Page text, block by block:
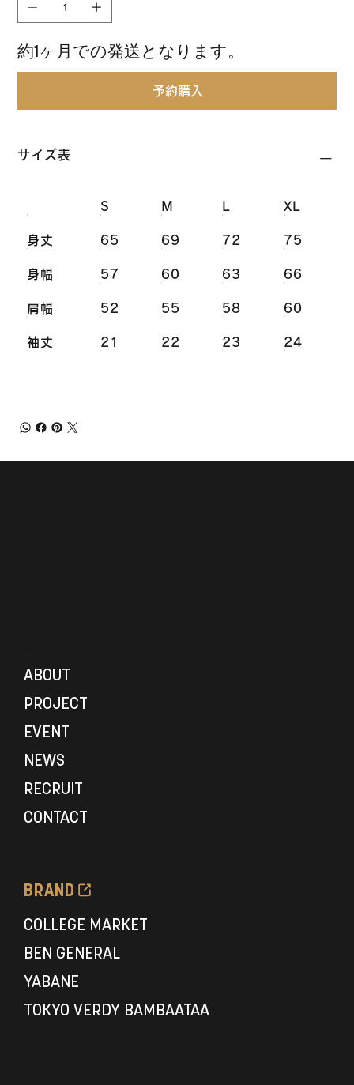
約1ヶ月での発送となります。
予約購入
サイズ表
S M XL
身丈 65 69 72 75
身幅 57 60 63 66
肩幅 52 55 58 60
袖丈 21 22 23 24
ABOUT
PROJECT
EVENT
NEWS
RECRUIT
CONTACT
BRAND
COLLEGE MARKET
BEN GENERAL
YABANE
TOKYO VERDY BAMBAATAA